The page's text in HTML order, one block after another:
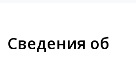
Сведения об